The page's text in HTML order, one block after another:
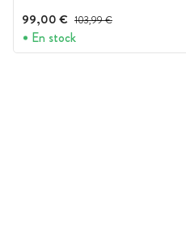
99,00 € Prix avant réduction :
103,99 €
En stock